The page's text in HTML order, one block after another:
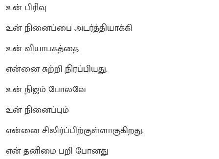
உன் பிரிவு
உன் நினைப்பை அடர்த்தியாக்கி
உன் வியாபகத்தை
என்னை சுற்றி நிரப்பியது.
உன் நிஜம் போலவே
உன் நினைப்பும்
என்னை சிலிர்ப்பிற்குள்ளாகுகிறது.
என் தனிமை பறி போனது